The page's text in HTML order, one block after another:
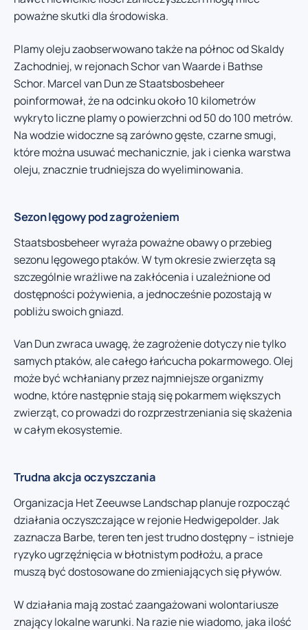
poważne skutki dla środowiska.
Plamy oleju zaobserwowano także na północ od Skaldy
Zachodniej, w rejonach Schor van Waarde i Bathse
Schor. Marcel van Dun ze Staatsbosbeheer
poinformował, że na odcinku około 10 kilometrów
wykryto liczne plamy o powierzchni od 50 do 100 metrów.
Na wodzie widoczne są zarówno gęste, czarne smugi,
które można usuwać mechanicznie, jak i cienka warstwa
oleju, znacznie trudniejsza do wyeliminowania.
Sezon lęgowy pod zagrożeniem
Staatsbosbeheer wyraża poważne obawy o przebieg
sezonu lęgowego ptaków. W tym okresie zwierzęta są
szczególnie wrażliwe na zakłócenia i uzależnione od
dostępności pożywienia, a jednocześnie pozostają w
pobliżu swoich gniazd.
Van Dun zwraca uwagę, że zagrożenie dotyczy nie tylko
samych ptaków, ale całego łańcucha pokarmowego. Olej
może być wchłaniany przez najmniejsze organizmy
wodne, które następnie stają się pokarmem większych
zwierząt, co prowadzi do rozprzestrzeniania się skażenia
w całym ekosystemie.
Trudna akcja oczyszczania
Organizacja Het Zeeuwse Landschap planuje rozpocząć
działania oczyszczające w rejonie Hedwigepolder. Jak
zaznacza Barbe, teren ten jest trudno dostępny – istnieje
ryzyko ugrzęźnięcia w błotnistym podłożu, a prace
muszą być dostosowane do zmieniających się pływów.
W działania mają zostać zaangażowani wolontariusze
znający lokalne warunki. Na razie nie wiadomo, jaka ilość